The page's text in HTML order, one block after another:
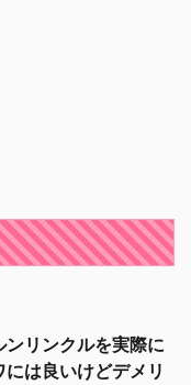
リンクルを実際に
は良いけどデメリ